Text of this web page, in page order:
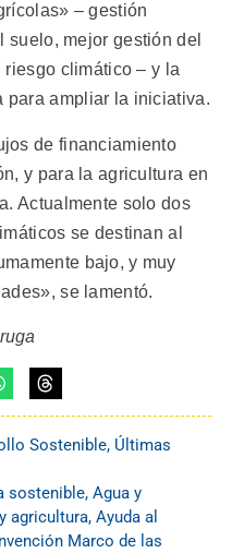
– gestión
suelo, mejor gestión del
climático – y la
para ampliar la iniciativa.
de financiamiento
y para la agricultura en
Actualmente solo dos
se destinan al
bajo, y muy
se lamentó.
Sostenible, Últimas
sostenible, Agua y
agricultura, Ayuda al
Marco de las